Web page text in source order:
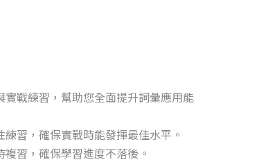
戰練習，幫助您全面提升詞彙應用能
習，確保實戰時能發揮最佳水平。
習，確保學習進度不落後。